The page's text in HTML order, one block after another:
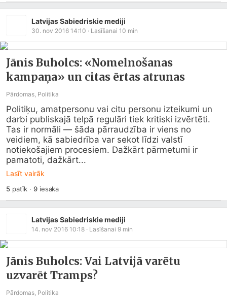
Latvijas Sabiedriskie mediji
30. nov 2016 14:10 · Lasīšanai 10 min
Jānis Buholcs: «Nomelnošanas
kampaņa» un citas ērtas atrunas
Pārdomas, Politika
Politiķu, amatpersonu vai citu personu izteikumi un
darbi publiskajā telpā regulāri tiek kritiski izvērtēti.
Tas ir normāli — šāda pārraudzība ir viens no
veidiem, kā sabiedrība var sekot līdzi valstī
notiekošajiem procesiem. Dažkārt pārmetumi ir
pamatoti, dažkārt...
Lasīt vairāk
5patīk ·9iesaka
Latvijas Sabiedriskie mediji
14. nov 2016 10:18 · Lasīšanai 9 min
Jānis Buholcs: Vai Latvijā varētu
uzvarēt Tramps?
Pārdomas, Politika